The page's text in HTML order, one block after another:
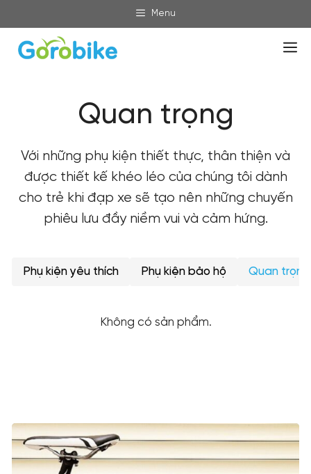
to
content
Menu
Quan trọng
Với những phụ kiện thiết thực, thân thiện và
được thiết kế khéo léo của chúng tôi dành
cho trẻ khi đạp xe sẽ tạo nên những chuyến
phiêu lưu đầy niềm vui và cảm hứng.
Phụ kiện yêu thích Phụ kiện bảo hộ Quan trọng
Không có sản phẩm.